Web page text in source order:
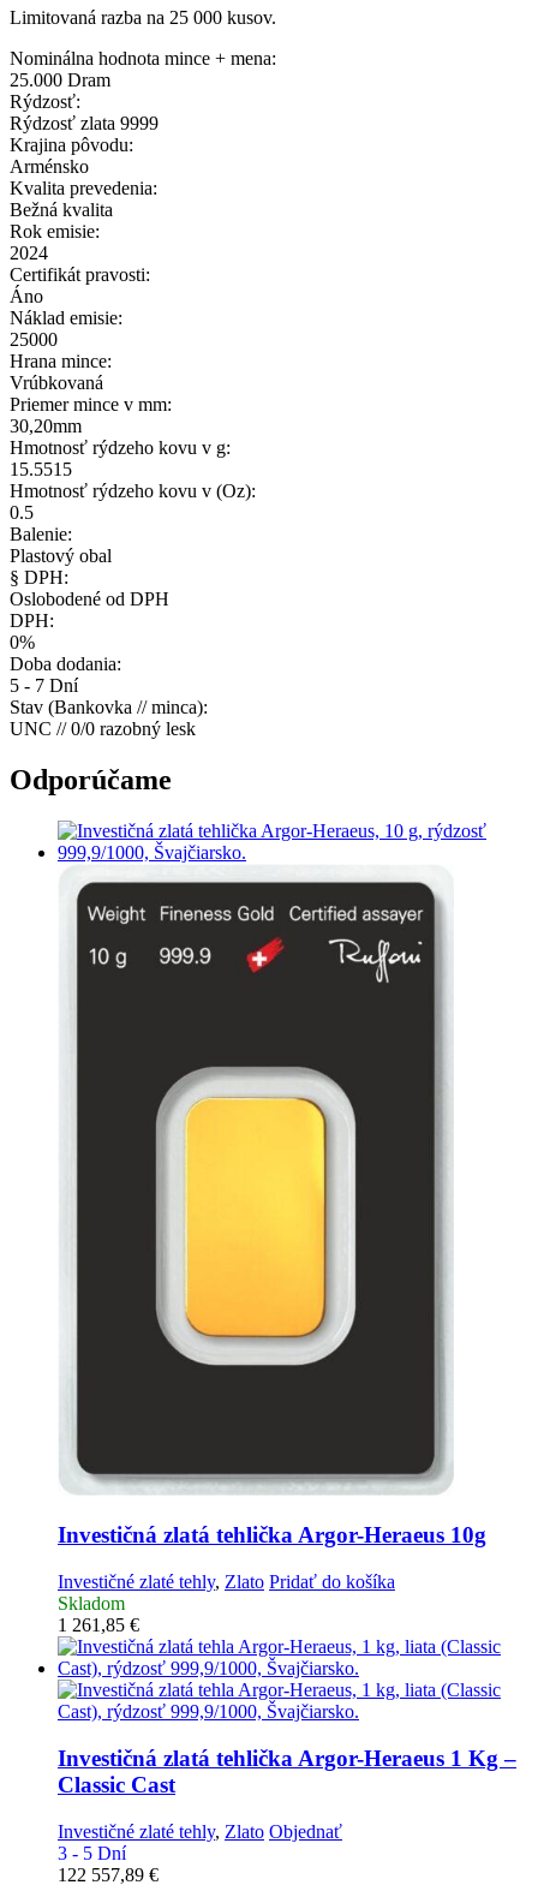
Limitovaná razba na 25 000 kusov.
Nominálna hodnota mince + mena:
25.000 Dram
Rýdzosť:
Rýdzosť zlata 9999
Krajina pôvodu:
Arménsko
Kvalita prevedenia:
Bežná kvalita
Rok emisie:
2024
Certifikát pravosti:
Áno
Náklad emisie:
25000
Hrana mince:
Vrúbkovaná
Priemer mince v mm:
30,20mm
Hmotnosť rýdzeho kovu v g:
15.5515
Hmotnosť rýdzeho kovu v (Oz):
0.5
Balenie:
Plastový obal
§ DPH:
Oslobodené od DPH
DPH:
0%
Doba dodania:
5 - 7 Dní
Stav (Bankovka // minca):
UNC // 0/0 razobný lesk
Odporúčame
Investičná zlatá tehličkaArgor-Heraeus 10g
Investičné zlaté tehly, Zlato Pridať do košíka
Skladom
1 261,85 €
Investičná zlatá tehlička Argor-Heraeus 1 Kg –
Classic Cast
Investičné zlaté tehly, Zlato Objednať
3 - 5 Dní
122 557,89 €